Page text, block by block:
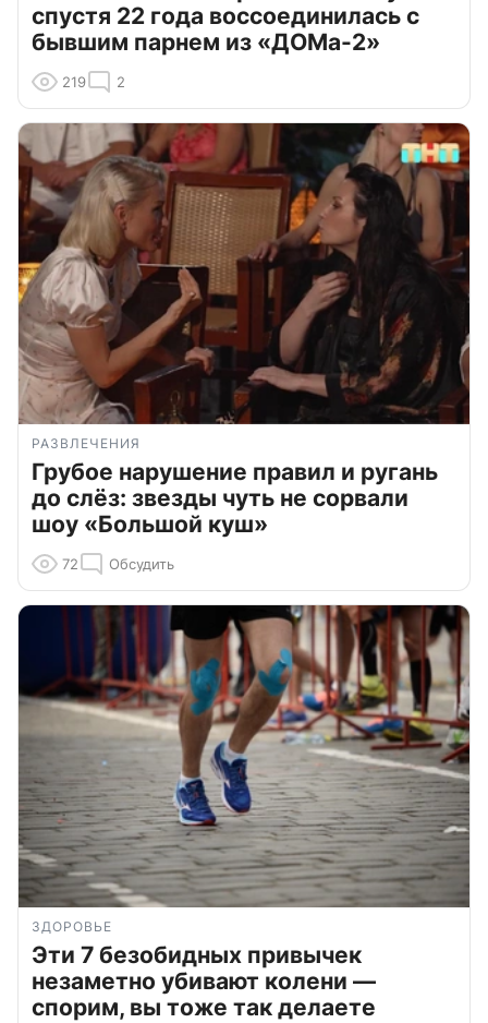
спустя 22 года воссоединилась с
бывшим парнем из «ДОМа-2»
219 2
РАЗВЛЕЧЕНИЯ
Грубое нарушение правил и ругань
до слёз: звезды чуть не сорвали
шоу «Большой куш»
72 Обсудить
ЗДОРОВЬЕ
Эти 7 безобидных привычек
незаметно убивают колени —
спорим, вы тоже так делаете